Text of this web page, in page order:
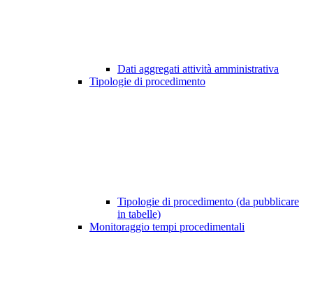
Dati aggregati attività amministrativa
Tipologie di procedimento
Tipologie di procedimento (da pubblicare
in tabelle)
Monitoraggio tempi procedimentali